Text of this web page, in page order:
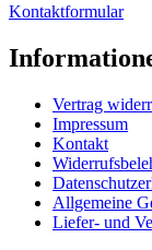
Kontaktformular
Vertrag
Impressum
Kontakt
Allgemeine
Liefer- und